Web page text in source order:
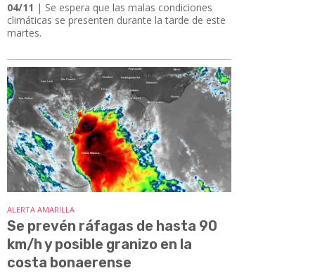
04/11 | Se espera que las malas condiciones
climáticas se presenten durante la tarde de este
martes.
ALERTA AMARILLA
Se prevén ráfagas de hasta 90
km/h y posible granizo en la
costa bonaerense